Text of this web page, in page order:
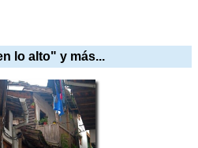
lo alto" y más...